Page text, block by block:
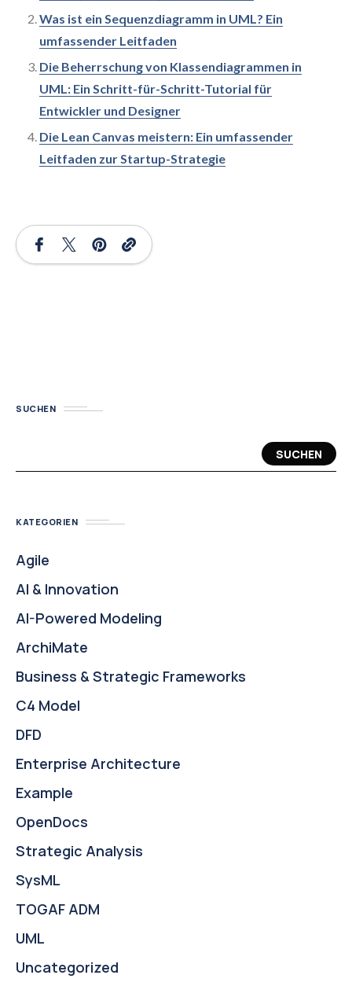
Was ist ein Sequenzdiagramm in UML? Ein
umfassender Leitfaden
Die Beherrschung von Klassendiagrammen in
UML: Ein Schritt-für-Schritt-Tutorial für
Entwickler und Designer
Die Lean Canvas meistern: Ein umfassender
Leitfaden zur Startup-Strategie
SUCHEN
SUCHEN
KATEGORIEN
Agile
AI & Innovation
AI-Powered Modeling
ArchiMate
Business & Strategic Frameworks
C4 Model
DFD
Enterprise Architecture
Example
OpenDocs
Strategic Analysis
SysML
TOGAF ADM
UML
Uncategorized